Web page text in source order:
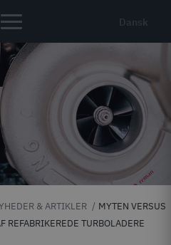
Dansk
& ARTIKLER
MYTEN VERSUS
REFABRIKEREDE TURBOLADERE